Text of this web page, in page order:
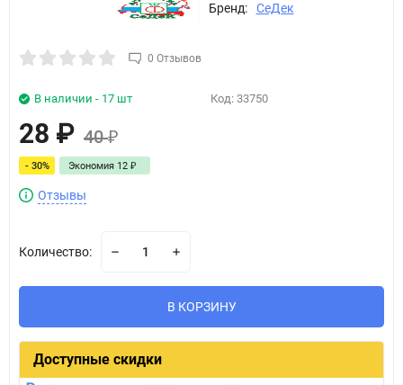
Бренд: СеДек
0 Отзывов
В наличии - 17 шт Код: 33750
28 ₽ 40₽
- 30% Экономия 12 ₽
Отзывы
Количество:
В КОРЗИНУ
Доступные скидки